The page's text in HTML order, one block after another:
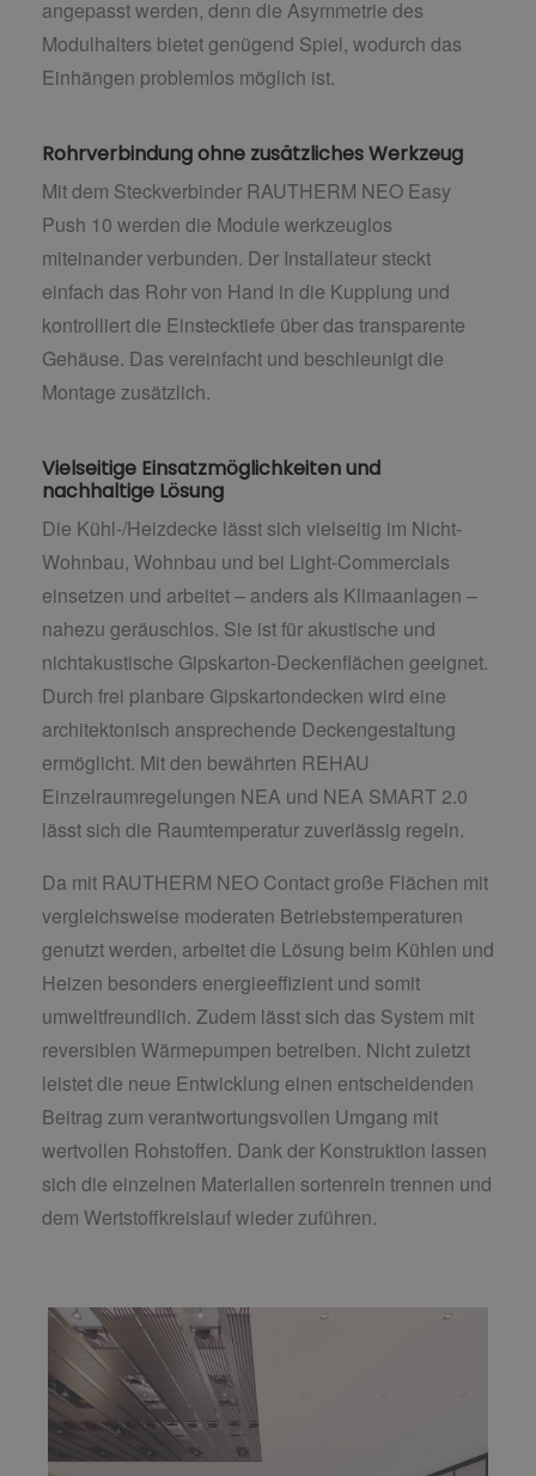
angepasst werden, denn die Asymmetrie des
Modulhalters bietet genügend Spiel, wodurch das
Einhängen problemlos möglich ist.
Rohrverbindung ohne zusätzliches Werkzeug
Mit dem Steckverbinder RAUTHERM NEO Easy
Push 10 werden die Module werkzeuglos
miteinander verbunden. Der Installateur steckt
einfach das Rohr von Hand in die Kupplung und
kontrolliert die Einstecktiefe über das transparente
Gehäuse. Das vereinfacht und beschleunigt die
Montage zusätzlich.
Vielseitige Einsatzmöglichkeiten und
nachhaltige Lösung
Die Kühl-/Heizdecke lässt sich vielseitig im Nicht-
Wohnbau, Wohnbau und bei Light-Commercials
einsetzen und arbeitet – anders als Klimaanlagen –
nahezu geräuschlos. Sie ist für akustische und
nichtakustische Gipskarton-Deckenflächen geeignet.
Durch frei planbare Gipskartondecken wird eine
architektonisch ansprechende Deckengestaltung
ermöglicht. Mit den bewährten REHAU
Einzelraumregelungen NEA und NEA SMART 2.0
lässt sich die Raumtemperatur zuverlässig regeln.
Da mit RAUTHERM NEO Contact große Flächen mit
vergleichsweise moderaten Betriebstemperaturen
genutzt werden, arbeitet die Lösung beim Kühlen und
Heizen besonders energieeffizient und somit
umweltfreundlich. Zudem lässt sich das System mit
reversiblen Wärmepumpen betreiben. Nicht zuletzt
leistet die neue Entwicklung einen entscheidenden
Beitrag zum verantwortungsvollen Umgang mit
wertvollen Rohstoffen. Dank der Konstruktion lassen
sich die einzelnen Materialien sortenrein trennen und
dem Wertstoffkreislauf wieder zuführen.